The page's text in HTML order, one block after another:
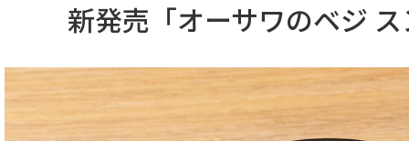
新発売「オーサワのベジ